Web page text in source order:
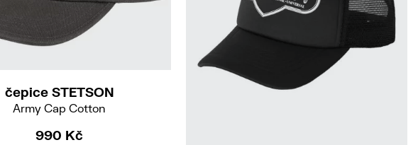
čepice STETSON
Army Cap Cotton
990 Kč